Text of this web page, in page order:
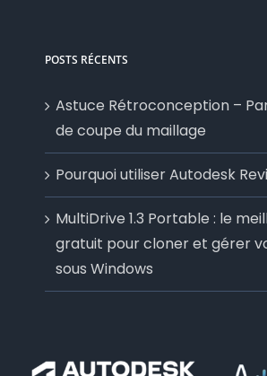
POSTS RÉCENTS
Astuce Rétroconception –
de coupe du maillage
Pourquoi utiliser Autodesk
MultiDrive 1.3 Portable : le
gratuit pour cloner et gérer
sous Windows